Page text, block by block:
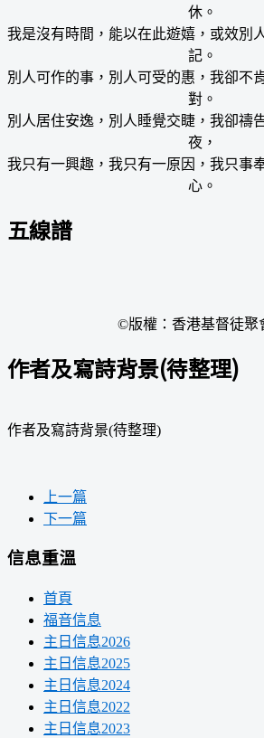
休。
我是沒有時間，能以在此遊嬉，或效別
記。
別人可作的事，別人可受的惠，我卻不
對。
別人居住安逸，別人睡覺交睫，我卻禱
夜，
我只有一興趣，我只有一原因，我只事
心。
五線譜
©版權：香港基督徒聚
作者及寫詩背景(待整理)
作者及寫詩背景(待整理)
上一篇
下一篇
信息重溫
首頁
福音信息
主日信息2026
主日信息2025
主日信息2024
主日信息2022
主日信息2023